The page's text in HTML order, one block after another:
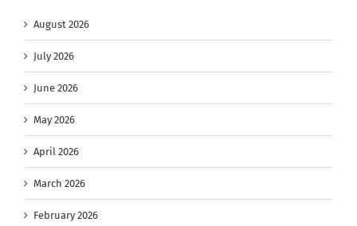
August 2026
July 2026
June 2026
May 2026
April 2026
March 2026
February 2026